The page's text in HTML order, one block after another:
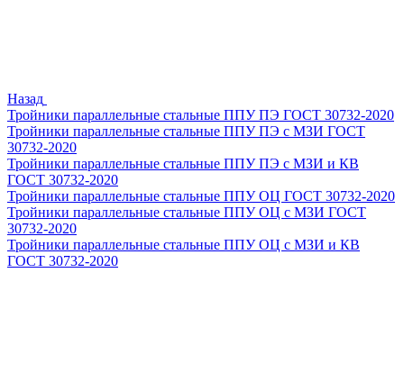
Назад
Тройники параллельные стальные ППУ ПЭ ГОСТ 30732-2020
Тройники параллельные стальные ППУ ПЭ с МЗИ ГОСТ
30732-2020
Тройники параллельные стальные ППУ ПЭ с МЗИ и КВ
ГОСТ 30732-2020
Тройники параллельные стальные ППУ ОЦ ГОСТ 30732-2020
Тройники параллельные стальные ППУ ОЦ с МЗИ ГОСТ
30732-2020
Тройники параллельные стальные ППУ ОЦ с МЗИ и КВ
ГОСТ 30732-2020